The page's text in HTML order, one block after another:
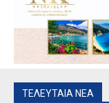
ΤΕΛΕΥΤΑΙΑ ΝΕΑ